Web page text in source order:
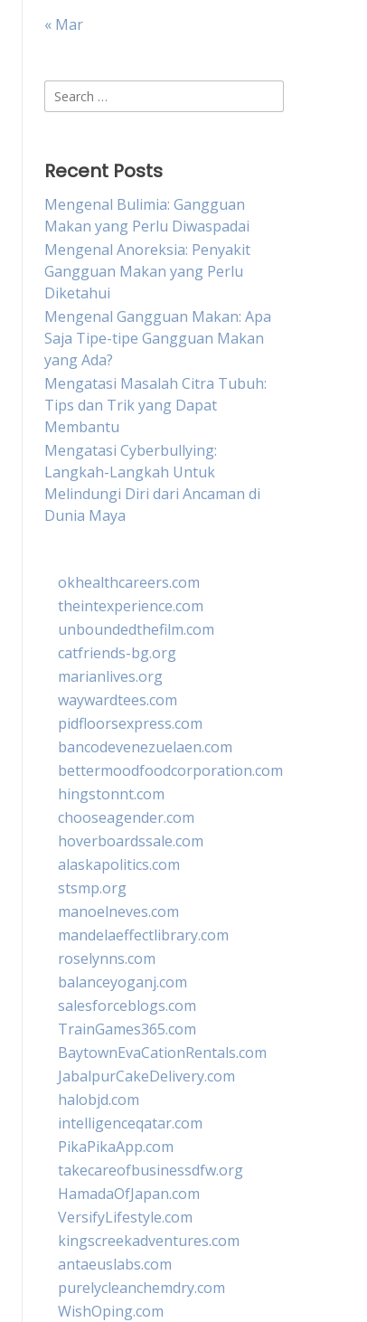
« Mar
Search
for:
Recent Posts
Mengenal Bulimia: Gangguan
Makan yang Perlu Diwaspadai
Mengenal Anoreksia: Penyakit
Gangguan Makan yang Perlu
Diketahui
Mengenal Gangguan Makan: Apa
Saja Tipe-tipe Gangguan Makan
yang Ada?
Mengatasi Masalah Citra Tubuh:
Tips dan Trik yang Dapat
Membantu
Mengatasi Cyberbullying:
Langkah-Langkah Untuk
Melindungi Diri dari Ancaman di
Dunia Maya
okhealthcareers.com
theintexperience.com
unboundedthefilm.com
catfriends-bg.org
marianlives.org
waywardtees.com
pidfloorsexpress.com
bancodevenezuelaen.com
bettermoodfoodcorporation.com
hingstonnt.com
chooseagender.com
hoverboardssale.com
alaskapolitics.com
stsmp.org
manoelneves.com
mandelaeffectlibrary.com
roselynns.com
balanceyoganj.com
salesforceblogs.com
TrainGames365.com
BaytownEvaCationRentals.com
JabalpurCakeDelivery.com
halobjd.com
intelligenceqatar.com
PikaPikaApp.com
takecareofbusinessdfw.org
HamadaOfJapan.com
VersifyLifestyle.com
kingscreekadventures.com
antaeuslabs.com
purelycleanchemdry.com
WishOping.com